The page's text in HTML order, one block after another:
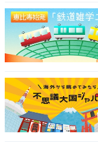
・
奈良県の住みここ
駅」、1位は？
・
奈良県の住みここ
城郡広陵町」、1位
・
奈良県の「街の幸